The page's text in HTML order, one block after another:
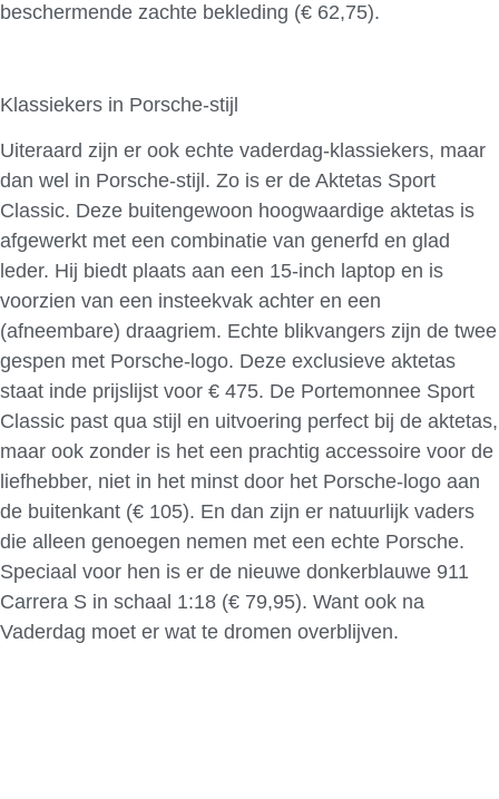
beschermende zachte bekleding (€ 62,75).
Klassiekers in Porsche-stijl
Uiteraard zijn er ook echte vaderdag-klassiekers, maar
dan wel in Porsche-stijl. Zo is er de Aktetas Sport
Classic. Deze buitengewoon hoogwaardige aktetas is
afgewerkt met een combinatie van generfd en glad
leder. Hij biedt plaats aan een 15-inch laptop en is
voorzien van een insteekvak achter en een
(afneembare) draagriem. Echte blikvangers zijn de twee
gespen met Porsche-logo. Deze exclusieve aktetas
staat inde prijslijst voor € 475. De Portemonnee Sport
Classic past qua stijl en uitvoering perfect bij de aktetas,
maar ook zonder is het een prachtig accessoire voor de
liefhebber, niet in het minst door het Porsche-logo aan
de buitenkant (€ 105). En dan zijn er natuurlijk vaders
die alleen genoegen nemen met een echte Porsche.
Speciaal voor hen is er de nieuwe donkerblauwe 911
Carrera S in schaal 1:18 (€ 79,95). Want ook na
Vaderdag moet er wat te dromen overblijven.